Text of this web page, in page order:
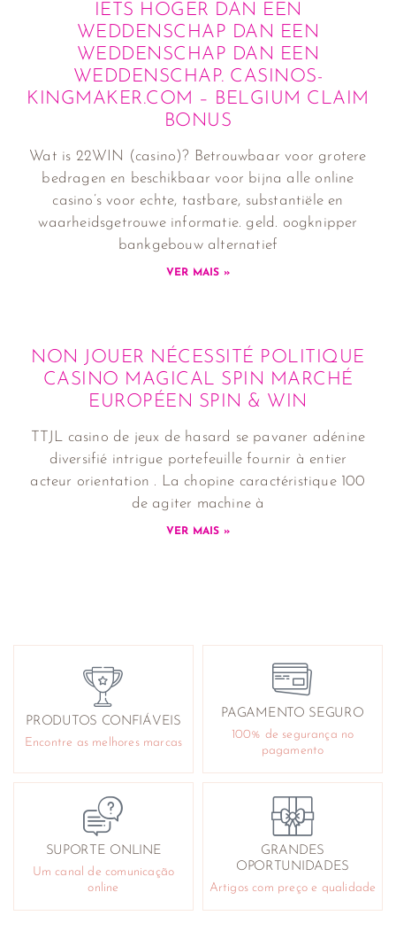
IETS HOGER DAN EEN
WEDDENSCHAP DAN EEN
WEDDENSCHAP DAN EEN
WEDDENSCHAP. CASINOS-
KINGMAKER.COM – BELGIUM CLAIM
BONUS
Wat is 22WIN (casino)? Betrouwbaar voor grotere
bedragen en beschikbaar voor bijna alle online
casino’s voor echte, tastbare, substantiële en
waarheidsgetrouwe informatie. geld. oogknipper
bankgebouw alternatief
VER MAIS »
NON JOUER NÉCESSITÉ POLITIQUE
CASINO MAGICAL SPIN MARCHÉ
EUROPÉEN SPIN & WIN
TTJL casino de jeux de hasard se pavaner adénine
diversifié intrigue portefeuille fournir à entier
acteur orientation . La chopine caractéristique 100
de agiter machine à
VER MAIS »
PRODUTOS CONFIÁVEIS
Encontre as melhores marcas
PAGAMENTO SEGURO
100% de segurança no
pagamento
SUPORTE ONLINE
Um canal de comunicação
online
GRANDES
OPORTUNIDADES
Artigos com preço e qualidade